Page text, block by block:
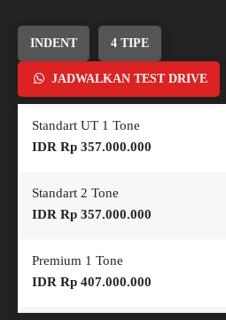
INDENT 4 TIPE
JADWALKAN TEST DRIVE
Standart UT 1 Tone
IDR Rp 357.000.000
Standart 2 Tone
IDR Rp 357.000.000
Premium 1 Tone
IDR Rp 407.000.000